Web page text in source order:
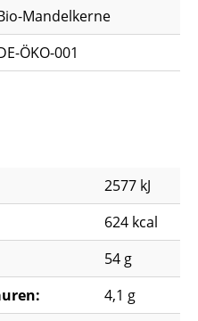
Mandelkerne
ÖKO-001
2577 kJ
624 kcal
54 g
4,1 g